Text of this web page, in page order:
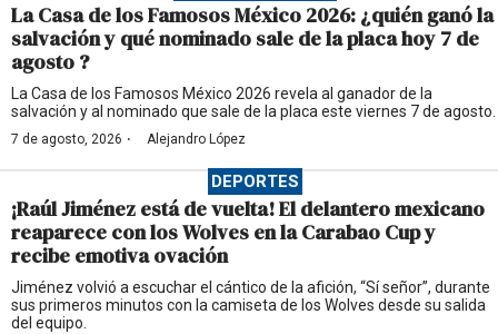
La Casa de los Famosos México 2026: ¿quién ganó la
salvación y qué nominado sale de la placa hoy 7 de
agosto ?
La Casa de los Famosos México 2026 revela al ganador de la
salvación y al nominado que sale de la placa este viernes 7 de agosto.
7 de agosto, 2026 · Alejandro López
DEPORTES
¡Raúl Jiménez está de vuelta! El delantero mexicano
reaparece con los Wolves en la Carabao Cup y
recibe emotiva ovación
Jiménez volvió a escuchar el cántico de la afición, “Sí señor”, durante
sus primeros minutos con la camiseta de los Wolves desde su salida
del equipo.